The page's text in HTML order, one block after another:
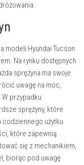
modeli Hyundai Tucson
Na rynku dostępnych
sprężyna ma swoje
uwagę na moc,
przypadku
sprężyny, które
użytku
które zapewnią
się z mechanikiem,
biorąc pod uwagę